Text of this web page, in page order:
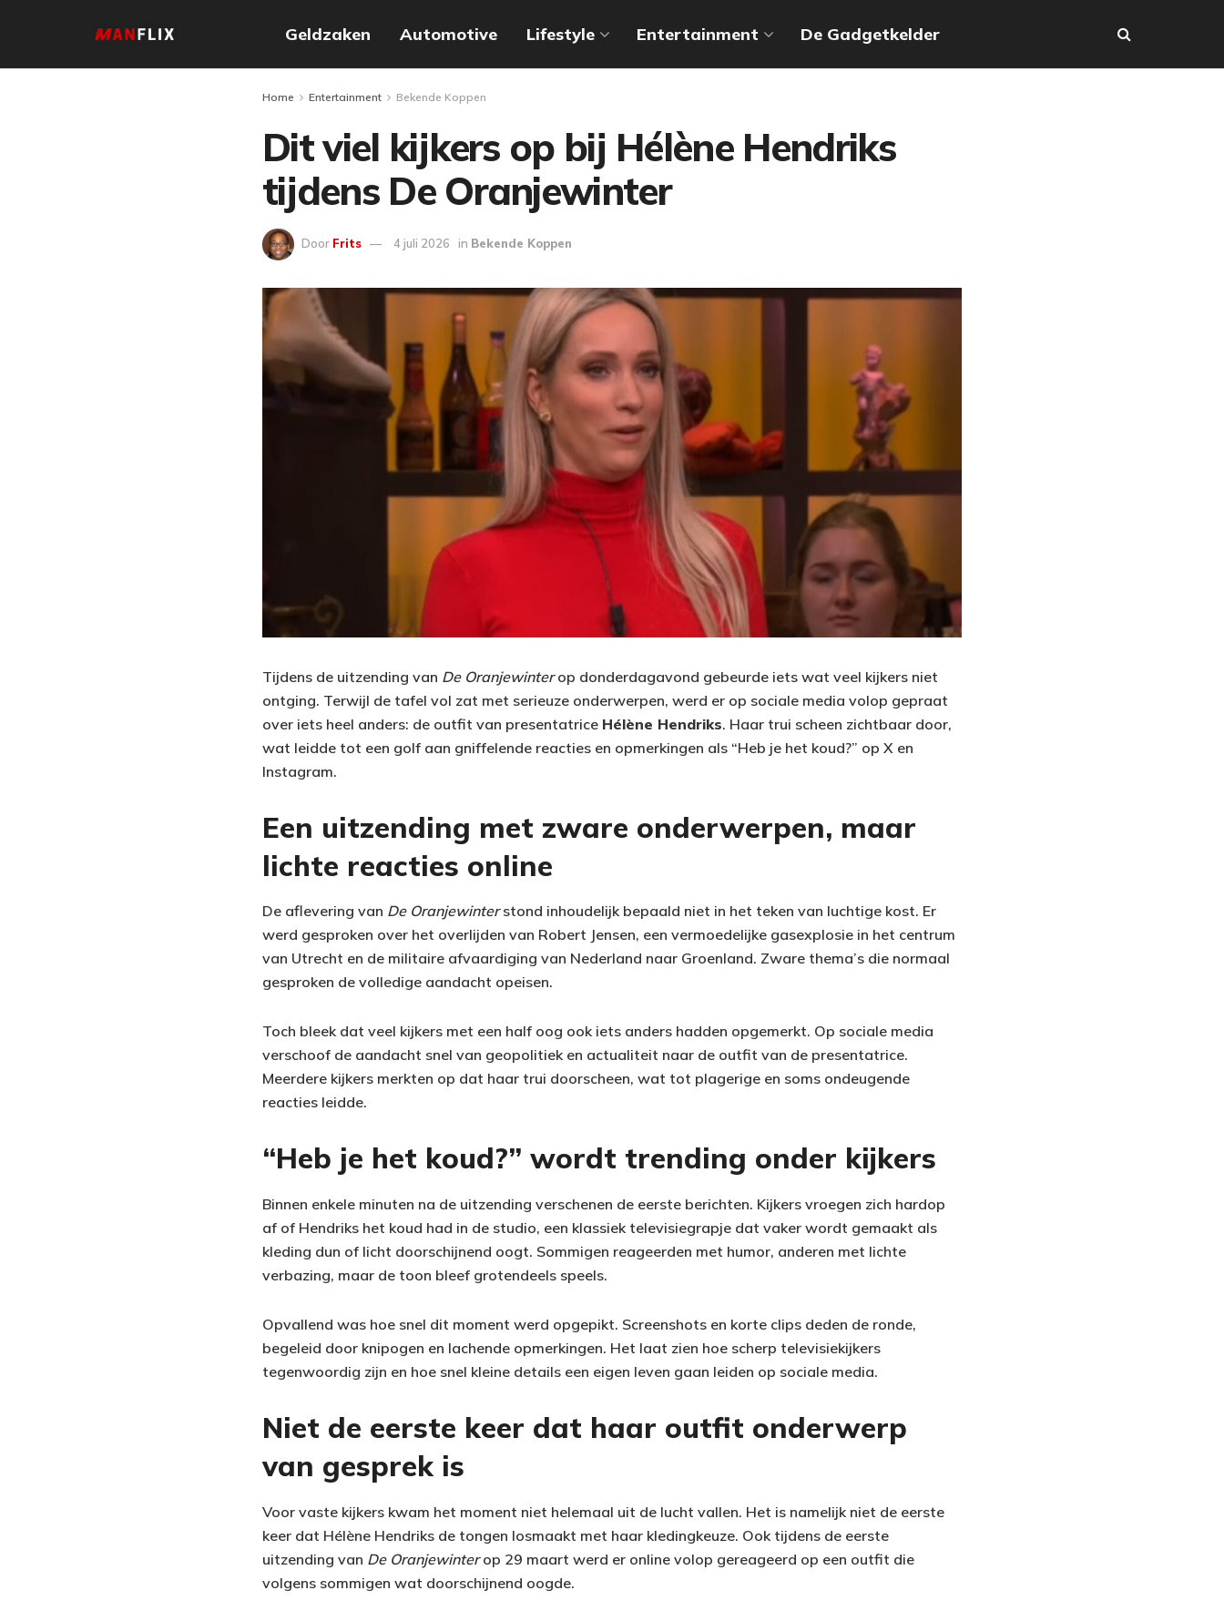
Geldzaken Automotive Lifestyle Entertainment De Gadgetkelder
Home Entertainment Bekende Koppen
Dit viel kijkers op bij Hélène Hendriks
tijdens De Oranjewinter
Door Frits 4 juli 2026 in Bekende Koppen
Tijdens de uitzending van De Oranjewinterop donderdagavond gebeurde iets wat veel kijkers niet
ontging. Terwijl de tafel vol zat met serieuze onderwerpen, werd er op sociale media volop gepraat
over iets heel anders: de outfit van presentatrice Hélène Hendriks. Haar trui scheen zichtbaar door,
wat leidde tot een golf aan gniffelende reacties en opmerkingen als “Heb je het koud?” op X en
Instagram.
Een uitzending met zware onderwerpen, maar
lichte reacties online
De aflevering van De Oranjewinterstond inhoudelijk bepaald niet in het teken van luchtige kost. Er
werd gesproken over het overlijden van Robert Jensen, een vermoedelijke gasexplosie in het centrum
van Utrecht en de militaire afvaardiging van Nederland naar Groenland. Zware thema’s die normaal
gesproken de volledige aandacht opeisen.
Toch bleek dat veel kijkers met een half oog ook iets anders hadden opgemerkt. Op sociale media
verschoof de aandacht snel van geopolitiek en actualiteit naar de outfit van de presentatrice.
Meerdere kijkers merkten op dat haar trui doorscheen, wat tot plagerige en soms ondeugende
reacties leidde.
“Heb je het koud?” wordt trending onder kijkers
Binnen enkele minuten na de uitzending verschenen de eerste berichten. Kijkers vroegen zich hardop
af of Hendriks het koud had in de studio, een klassiek televisiegrapje dat vaker wordt gemaakt als
kleding dun of licht doorschijnend oogt. Sommigen reageerden met humor, anderen met lichte
verbazing, maar de toon bleef grotendeels speels.
Opvallend was hoe snel dit moment werd opgepikt. Screenshots en korte clips deden de ronde,
begeleid door knipogen en lachende opmerkingen. Het laat zien hoe scherp televisiekijkers
tegenwoordig zijn en hoe snel kleine details een eigen leven gaan leiden op sociale media.
Niet de eerste keer dat haar outfit onderwerp
van gesprek is
Voor vaste kijkers kwam het moment niet helemaal uit de lucht vallen. Het is namelijk niet de eerste
keer dat Hélène Hendriks de tongen losmaakt met haar kledingkeuze. Ook tijdens de eerste
uitzending van De Oranjewinterop 29 maart werd er online volop gereageerd op een outfit die
volgens sommigen wat doorschijnend oogde.